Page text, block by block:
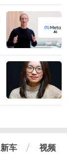
新车 视频